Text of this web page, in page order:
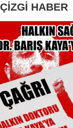
ÇİZGİ HABER